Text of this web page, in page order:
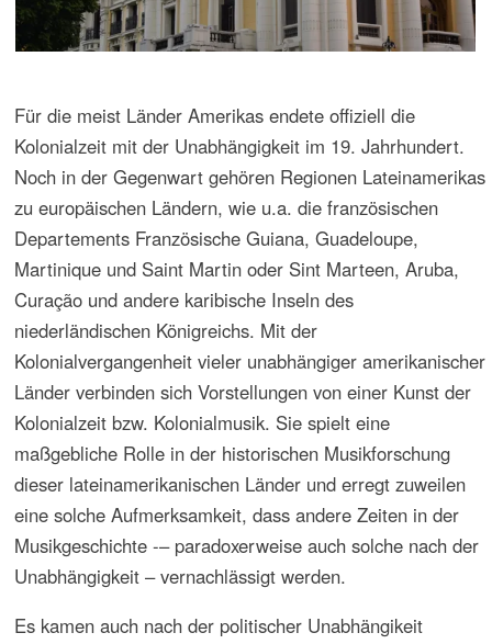
Das 20. Jahrhundert ist in seinen späteren Jahrzehnten
durch das Ende des British Empire und
Entkolonialisierungen in vielen Regionen Asiens und
Afrikas geprägt, die vielfach von verheerenden Kriegen,
Umstürzen, Flucht und Auswanderung europäischer
Bevölkerungsteile begleitet wurden. Das koloniale Kultur-
und Musikleben brach vielerorts zusammen, Musikvereine
wurden aufgelöst und neue Institutionen entstanden. Ein
Schlüsselereignis dieser Geschichte des 20. Jahrhunderts
ist die Unabhängigkeit Indiens, die mit der Löslosung von
der britischen Herrschaft grundlegende Umwälzungen in
Politik und Kultur mit sich brachte, was u.a. zur
Entstehung von Pakistan führte. Britisch Musikinstitutionen
Musikbeziehungen zu Zentren Großbritanniens geschwächt